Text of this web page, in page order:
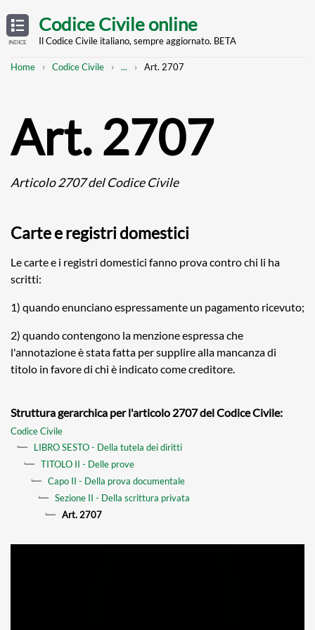
TABLE
OF
CONTENTS
INDICE
main
Codice Civile online
Il Codice Civile italiano, sempre aggiornato. BETA
Breadcrumb
Home Codice Civile
Mostra
... Art. 2707
Art. 2707
Articolo 2707 del Codice Civile
Carte e registri domestici
Le carte e i registri domestici fanno prova contro chi li ha
scritti:
1) quando enunciano espressamente un pagamento ricevuto;
2) quando contengono la menzione espressa che
l'annotazione è stata fatta per supplire alla mancanza di
titolo in favore di chi è indicato come creditore.
Struttura gerarchica per l'articolo 2707 del Codice Civile:
Codice Civile
LIBRO SESTO - Della tutela dei diritti
TITOLO II - Delle prove
Capo II - Della prova documentale
Sezione II - Della scrittura privata
Art. 2707